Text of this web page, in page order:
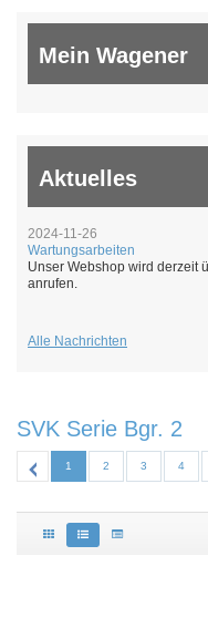
Mein Wagener
Aktuelles
2024-11-26
Wartungsarbeiten
Unser Webshop wird derzeit
anrufen.
Alle Nachrichten
SVK Serie Bgr. 2
1 2 3 4